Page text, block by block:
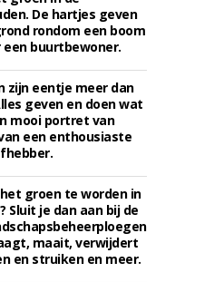
De hartjes geven
rondom een boom
buurtbewoner.
zijn eentje meer dan
geven en doen wat
mooi portret van
een enthousiaste
groen te worden in
Sluit je dan aan bij de
maait, verwijdert
en struiken en meer.